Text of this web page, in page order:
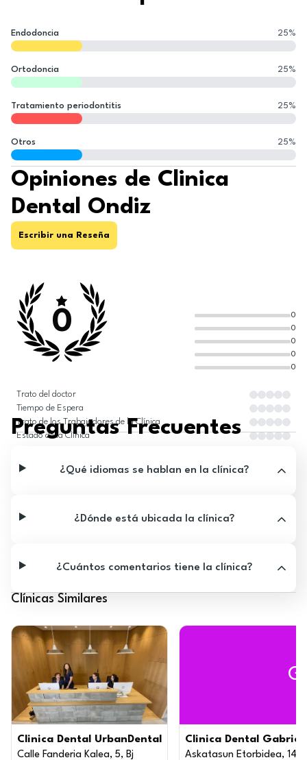
Endodoncia 25%
Ortodoncia 25%
Tratamiento periodontitis 25%
Otros 25%
Opiniones de Clinica
Dental Ondiz
Escribir una Reseña
0
0
0
0
0
0
Trato del doctor
Tiempo de Espera
Trato de los Trabajadores de la Clínica
Estado de la Clínica
Preguntas Frecuentes
¿Qué idiomas se hablan en la clínica?
¿Dónde está ubicada la clínica?
¿Cuántos comentarios tiene la clínica?
Clínicas Similares
Clinica Dental UrbanDental
Calle Fanderia Kalea, 5, Bj
Clinica Dental
Askatasun Etorbidea, 14